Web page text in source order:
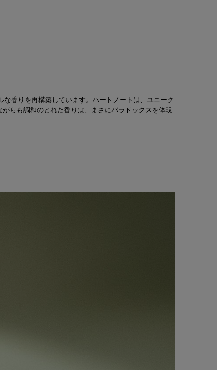
香りを再構築しています。ハートノートは、ユニーク
らも調和のとれた香りは、まさにパラドックスを体現